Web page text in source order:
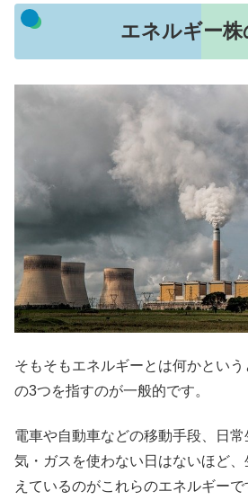
エネルギー株
そもそもエネルギーとは何かという
の3つを指すのが一般的です。
電車や自動車などの移動手段、日
気・ガスを使わない日はないほど
えているのがこれらのエネルギーで